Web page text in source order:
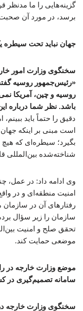
گزینه‌هایی را ما
برسد، در مورد آن
جهان نباید تحت سیطره
سخنگوی وزارت امور
«رئیس‌جمهور روسیه
روسیه و چین، آمریکا
باشد. نظر شما درباره
دقیق را حتماً باید
است مبنی بر اینکه
بگیرد؛ سیطره‌ای که
شناخته‌شده بین‌المللی
وی ادامه داد: در عمل،
امنیت منطقه‌ای و در
رفتارهای آن در سازمان
سازمان را زیر سؤال
تحقق صلح و امنیت
موضعی حمایت کند.
موضع وزارت خارجه در
سامانه تصمیم‌گیری در
سخنگوی وزارت خارجه